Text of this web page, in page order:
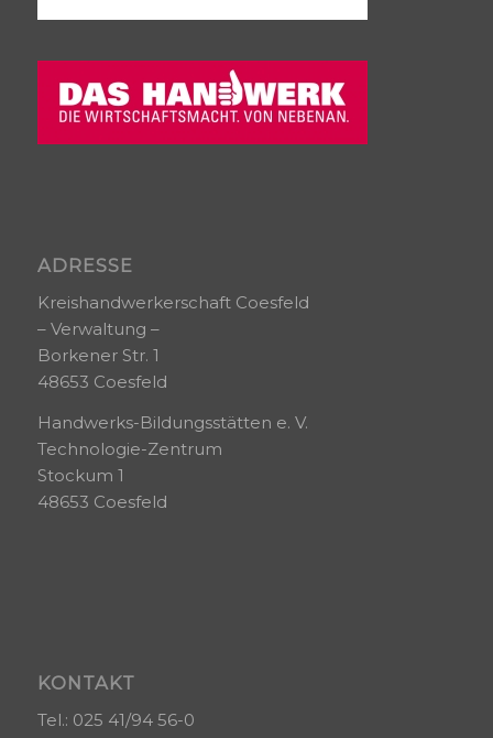
ADRESSE
Kreishandwerkerschaft Coesfeld
– Verwaltung –
Borkener Str. 1
48653 Coesfeld
Handwerks-Bildungsstätten e. V.
Technologie-Zentrum
Stockum 1
48653 Coesfeld
KONTAKT
Tel.: 025 41/94 56-0